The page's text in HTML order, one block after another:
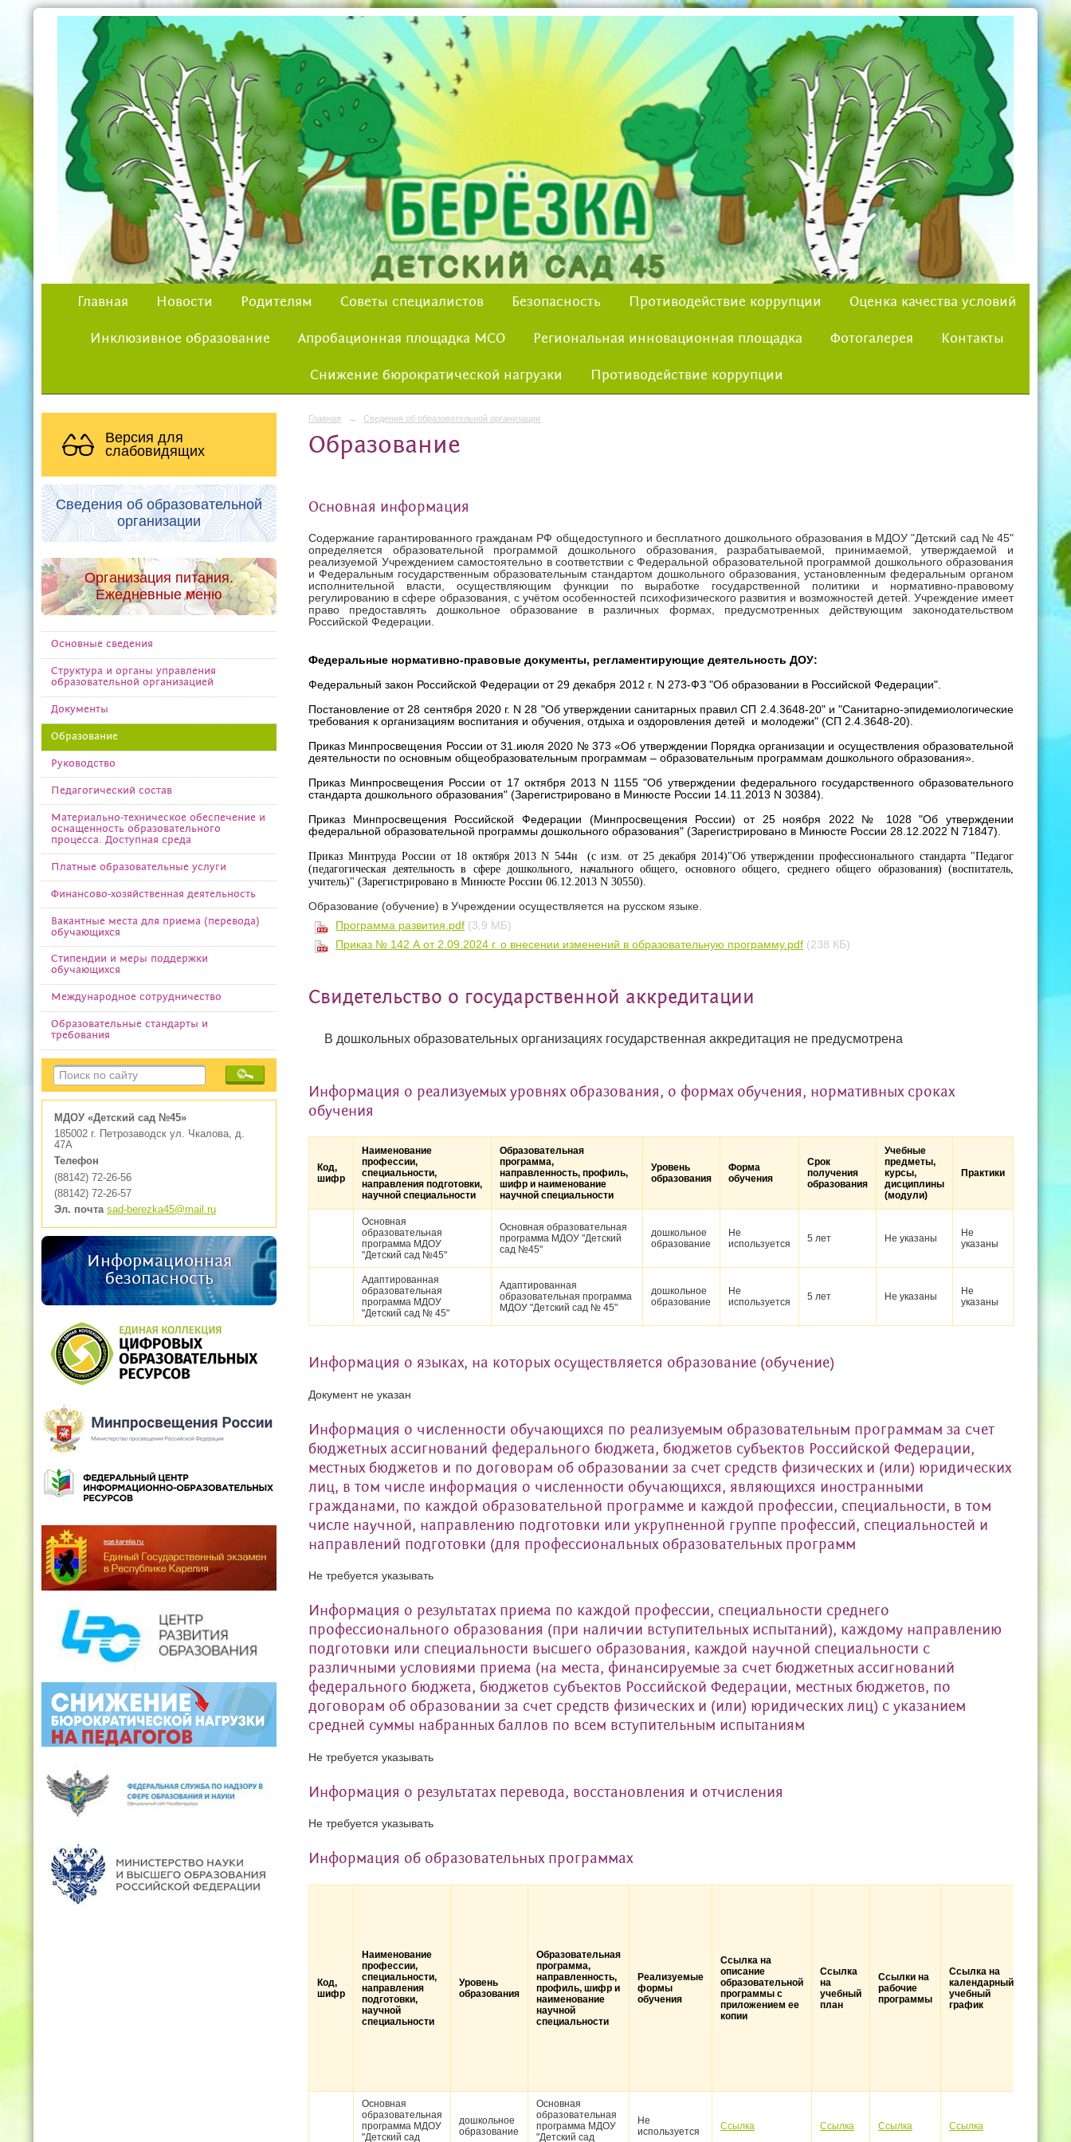
Главная Новости Родителям Советы специалистов Безопасность Противодействие коррупции Оценка качества условий
Инклюзивное образование Апробационная площадка МСО Региональная инновационная площадка Фотогалерея Контакты
Снижение бюрократической нагрузки Противодействие коррупции
Версия для
слабовидящих
Сведения об образовательной
организации
Организация питания.
Ежедневные меню
Основные сведения
Структура и органы управления
образовательной организацией
Документы
Образование
Руководство
Педагогический состав
Материально-техническое обеспечение и
оснащенность образовательного
процесса. Доступная среда
Платные образовательные услуги
Финансово-хозяйственная деятельность
Вакантные места для приема (перевода)
обучающихся
Стипендии и меры поддержки
обучающихся
Международное сотрудничество
Образовательные стандарты и
требования
МДОУ «Детский сад №45»
185002 г. Петрозаводск ул. Чкалова, д.
47А
Телефон
(88142) 72-26-56
(88142) 72-26-57
Эл. почта sad-berezka45@mail.ru
Информационная
безопасность
Главная → Сведения об образовательной организации
Образование
Основная информация
Содержание гарантированного гражданам РФ общедоступного и бесплатного дошкольного образования в МДОУ "Детский сад № 45"
определяется образовательной программой дошкольного образования, разрабатываемой, принимаемой, утверждаемой и
реализуемой Учреждением самостоятельно в соответствии с Федеральной образовательной программой дошкольного образования
и Федеральным государственным образовательным стандартом дошкольного образования, установленным федеральным органом
исполнительной власти, осуществляющим функции по выработке государственной политики и нормативно-правовому
регулированию в сфере образования, с учётом особенностей психофизического развития и возможностей детей. Учреждение имеет
право предоставлять дошкольное образование в различных формах, предусмотренных действующим законодательством
Российской Федерации.
Федеральные нормативно-правовые документы, регламентирующие деятельность ДОУ:
Федеральный закон Российской Федерации от 29 декабря 2012 г. N 273-ФЗ "Об образовании в Российской Федерации".
Постановление от 28 сентября 2020 г. N 28 "Об утверждении санитарных правил СП 2.4.3648-20" и "Санитарно-эпидемиологические
требования к организациям воспитания и обучения, отдыха и оздоровления детей и молодежи" (СП 2.4.3648-20).
Приказ Минпросвещения России от 31.июля 2020 № 373 «Об утверждении Порядка организации и осуществления образовательной
деятельности по основным общеобразовательным программам – образовательным программам дошкольного образования».
Приказ Минпросвещения России от 17 октября 2013 N 1155 "Об утверждении федерального государственного образовательного
стандарта дошкольного образования" (Зарегистрировано в Минюсте России 14.11.2013 N 30384).
Приказ Минпросвещения Российской Федерации (Минпросвещения России) от 25 ноября 2022 № 1028 "Об утверждении
федеральной образовательной программы дошкольного образования" (Зарегистрировано в Минюсте России 28.12.2022 N 71847).
Приказ Минтруда России от 18 октября 2013 N 544н (с изм. от 25 декабря 2014)"Об утверждении профессионального стандарта "Педагог
(педагогическая деятельность в сфере дошкольного, начального общего, основного общего, среднего общего образования) (воспитатель,
учитель)" (Зарегистрировано в Минюсте России 06.12.2013 N 30550).
Образование (обучение) в Учреждении осуществляется на русском языке.
Программа развития.pdf (3,9 МБ)
Приказ № 142 А от 2.09.2024 г. о внесении изменений в образовательную программу.pdf (238 КБ)
Свидетельство о государственной аккредитации
В дошкольных образовательных организациях государственная аккредитация не предусмотрена
Информация о реализуемых уровнях образования, о формах обучения, нормативных сроках
обучения
Код,
шифр
Наименование
профессии,
специальности,
направления подготовки,
научной специальности
Образовательная
программа,
направленность, профиль,
шифр и наименование
научной специальности
Уровень
образования
Форма
обучения
Срок
получения
образования
Учебные
предметы,
курсы,
дисциплины
(модули)
Практики
Основная
образовательная
программа МДОУ
"Детский сад №45"
Основная образовательная
программа МДОУ "Детский
сад №45"
дошкольное
образование
Не
используется
5 лет Не указаны
Не
указаны
Адаптированная
образовательная
программа МДОУ
"Детский сад № 45"
Адаптированная
образовательная программа
МДОУ "Детский сад № 45"
дошкольное
образование
Не
используется
5 лет Не указаны
Не
указаны
Информация о языках, на которых осуществляется образование (обучение)
Документ не указан
Информация о численности обучающихся по реализуемым образовательным программам за счет
бюджетных ассигнований федерального бюджета, бюджетов субъектов Российской Федерации,
местных бюджетов и по договорам об образовании за счет средств физических и (или) юридических
лиц, в том числе информация о численности обучающихся, являющихся иностранными
гражданами, по каждой образовательной программе и каждой профессии, специальности, в том
числе научной, направлению подготовки или укрупненной группе профессий, специальностей и
направлений подготовки (для профессиональных образовательных программ
Не требуется указывать
Информация о результатах приема по каждой профессии, специальности среднего
профессионального образования (при наличии вступительных испытаний), каждому направлению
подготовки или специальности высшего образования, каждой научной специальности с
различными условиями приема (на места, финансируемые за счет бюджетных ассигнований
федерального бюджета, бюджетов субъектов Российской Федерации, местных бюджетов, по
договорам об образовании за счет средств физических и (или) юридических лиц) с указанием
средней суммы набранных баллов по всем вступительным испытаниям
Не требуется указывать
Информация о результатах перевода, восстановления и отчисления
Не требуется указывать
Информация об образовательных программах
Код,
шифр
Наименование
профессии,
специальности,
направления
подготовки,
научной
специальности
Уровень
образования
Образовательная
программа,
направленность,
профиль, шифр и
наименование
научной
специальности
Реализуемые
формы
обучения
Ссылка на
описание
образовательной
программы с
приложением ее
копии
Ссылка
на
учебный
план
Ссылки на
рабочие
программы
Ссылка на
календарный
учебный
график
Основная
образовательная
программа МДОУ
"Детский сад
дошкольное
образование
Основная
образовательная
программа МДОУ
"Детский сад
Не
используется
Ссылка Ссылка Ссылка Ссылка